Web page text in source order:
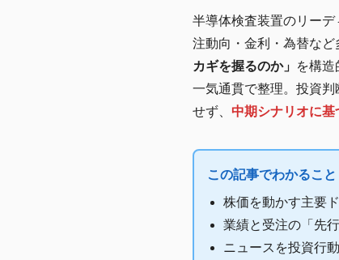
半導体検査装置のリーデ
注動向・金利・為替など
カギを握るのか」 を構
一気通貫で整理。投資判
せず、 中期シナリオに基
この記事でわかること
株価を動かす主要
業績と受注の「先
ニュースを投資行